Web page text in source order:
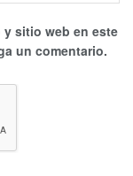
sitio web en este
un comentario.